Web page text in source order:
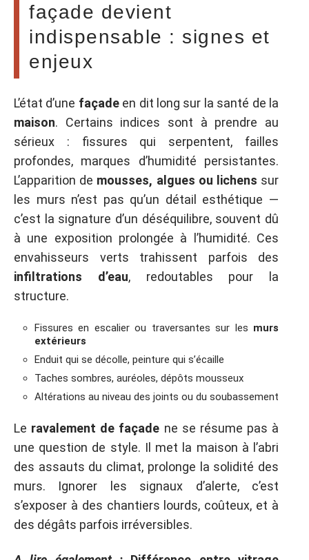
façade devient
indispensable : signes et
enjeux
L’état d’une façadeen dit long sur la santé de la
maison. Certains indices sont à prendre au
sérieux : fissures qui serpentent, failles
profondes, marques d’humidité persistantes.
L’apparition de mousses, algues ou lichens sur
les murs n’est pas qu’un détail esthétique —
c’est la signature d’un déséquilibre, souvent dû
à une exposition prolongée à l’humidité. Ces
envahisseurs verts trahissent parfois des
infiltrations d’eau, redoutables pour la
structure.
Fissures en escalier ou traversantes sur les murs
extérieurs
Enduit qui se décolle, peinture qui s’écaille
Taches sombres, auréoles, dépôts mousseux
Altérations au niveau des joints ou du soubassement
Le ravalement de façade ne se résume pas à
une question de style. Il met la maison à l’abri
des assauts du climat, prolonge la solidité des
murs. Ignorer les signaux d’alerte, c’est
s’exposer à des chantiers lourds, coûteux, et à
des dégâts parfois irréversibles.